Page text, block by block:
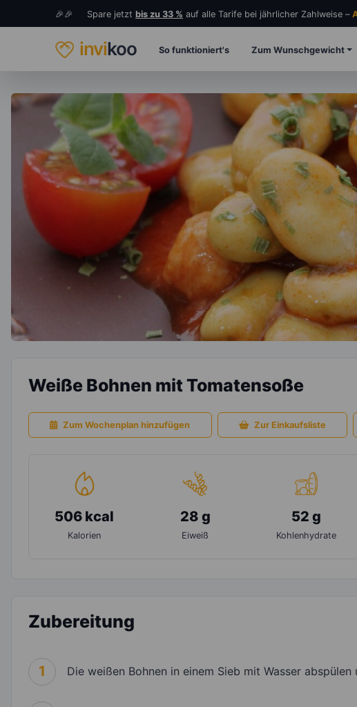
🎉🎉 Spare jetzt bis zu 33 % auf alle Tarife bei jährlicher Zahlweise –
invikoo So funktioniert's Zum Wunschgewicht
Weiße Bohnen mit Tomatensoße
Zum Wochenplan hinzufügen Zur Einkaufsliste
506 kcal
Kalorien
28 g
Eiweiß
52 g
Kohlenhydrate
Zubereitung
1 Die weißen Bohnen in einem Sieb mit Wasser